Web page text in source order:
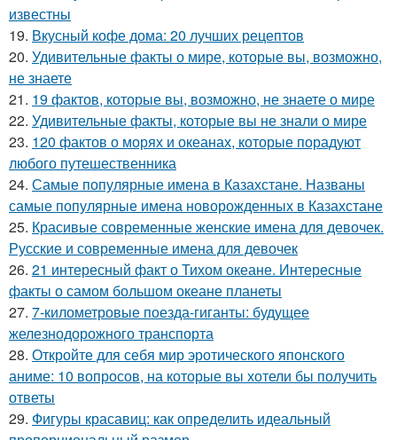
известны
19. Вкусный кофе дома: 20 лучших рецептов
20. Удивительные факты о мире, которые вы, возможно,
не знаете
21. 19 фактов, которые вы, возможно, не знаете о мире
22. Удивительные факты, которые вы не знали о мире
23. 120 фактов о морях и океанах, которые порадуют
любого путешественника
24. Самые популярные имена в Казахстане. Названы
самые популярные имена новорожденных в Казахстане
25. Красивые современные женские имена для девочек.
Русские и современные имена для девочек
26. 21 интересный факт о Тихом океане. Интересные
факты о самом большом океане планеты
27. 7-километровые поезда-гиганты: будущее
железнодорожного транспорта
28. Откройте для себя мир эротического японского
аниме: 10 вопросов, на которые вы хотели бы получить
ответы
29. Фигуры красавиц: как определить идеальный